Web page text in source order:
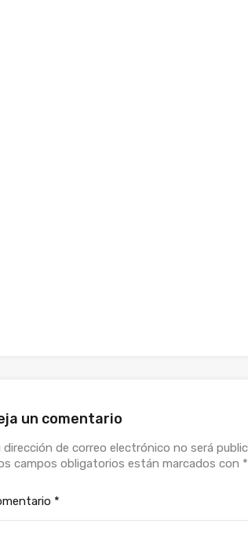
un comentario
dirección de correo electrónico no será
campos obligatorios están marcados con *
*